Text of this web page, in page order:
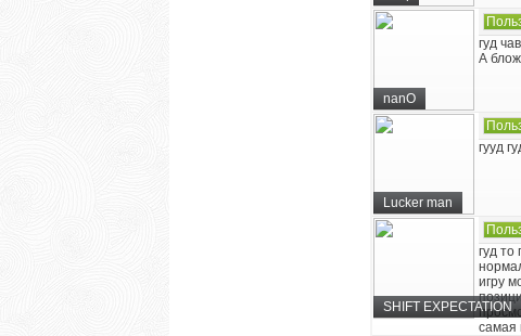
nanO
гуд
А
Lucker man
гууд
SHIFT EXPECTATION
гуд то
игру
самая